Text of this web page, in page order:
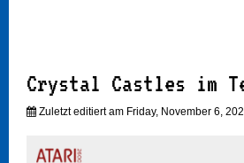
Crystal Castles im
Zuletzt editiert am Friday, November 6,